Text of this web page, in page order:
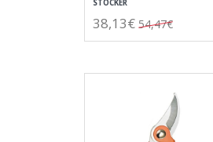
STOCKER
38,13€ 54,47€